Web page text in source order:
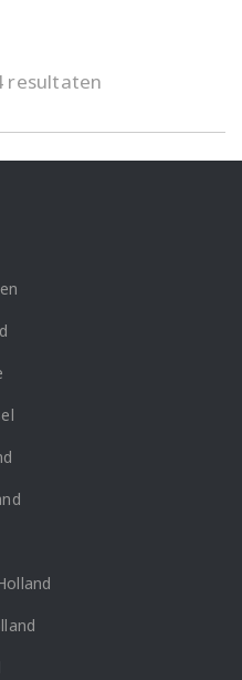
resultaten